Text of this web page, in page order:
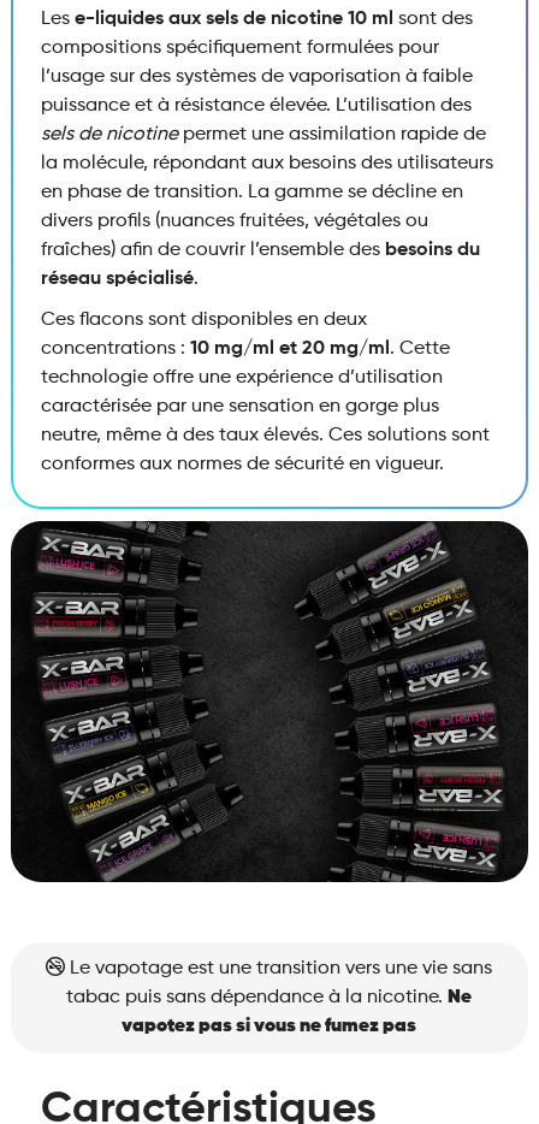
Les e-liquides aux sels de nicotine 10 ml sont des
compositions spécifiquement formulées pour
l’usage sur des systèmes de vaporisation à faible
puissance et à résistance élevée. L’utilisation des
sels de nicotinepermet une assimilation rapide de
la molécule, répondant aux besoins des utilisateurs
en phase de transition. La gamme se décline en
divers profils (nuances fruitées, végétales ou
fraîches) afin de couvrir l’ensemble des besoins du
réseau spécialisé.
Ces flacons sont disponibles en deux
concentrations : 10 mg/ml et 20 mg/ml . Cette
technologie offre une expérience d’utilisation
caractérisée par une sensation en gorge plus
neutre, même à des taux élevés. Ces solutions sont
conformes aux normes de sécurité en vigueur.
Le vapotage est une transition vers une vie sans
tabac puis sans dépendance à la nicotine. Ne
vapotez pas si vous ne fumez pas
Caractéristiques